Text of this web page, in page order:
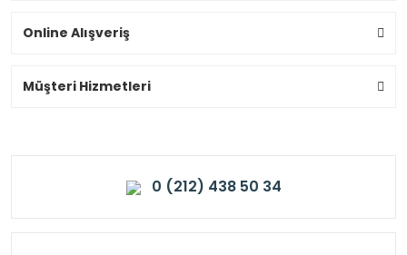
Online Alışveriş
Müşteri Hizmetleri
0 (212) 438 50 34